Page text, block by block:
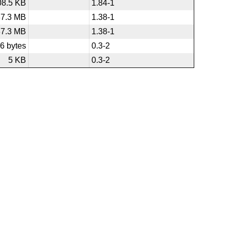
KB
1.84-1
MB
1.38-1
MB
1.38-1
bytes
0.3-2
5 KB
0.3-2